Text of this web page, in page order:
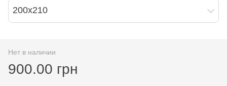
200х210
Нет в наличии
900.00 грн